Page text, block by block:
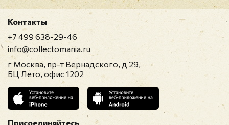
Контакты
+7 499 638-29-46
info@collectomania.ru
г Москва, пр-т Вернадского, д 29,
БЦ Лето, офис 1202
Присоединяйтесь